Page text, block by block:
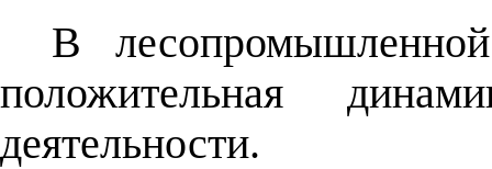
В
положительная
деятельности.